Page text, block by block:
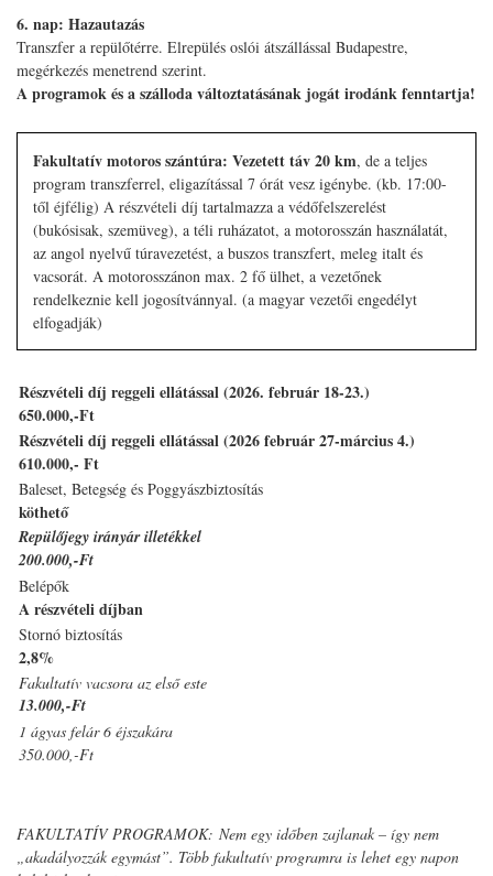
6. nap: Hazautazás
Transzfer a repülőtérre. Elrepülés oslói átszállással Budapestre,
megérkezés menetrend szerint.
A programok és a szálloda változtatásának jogát irodánk fenntartja!
Fakultatív motoros szántúra: Vezetett táv 20 km, de a teljes
program transzferrel, eligazítással 7 órát vesz igénybe. (kb. 17:00-
től éjfélig) A részvételi díj tartalmazza a védőfelszerelést
(bukósisak, szemüveg), a téli ruházatot, a motorosszán használatát,
az angol nyelvű túravezetést, a buszos transzfert, meleg italt és
vacsorát. A motorosszánon max. 2 fő ülhet, a vezetőnek
rendelkeznie kell jogosítvánnyal. (a magyar vezetői engedélyt
elfogadják)
Részvételi díj reggeli ellátással (2026. február 18-23.)
650.000,-Ft
Részvételi díj reggeli ellátással (2026február 27-március 4.)
610.000,- Ft
Baleset, Betegség és Poggyászbiztosítás
köthető
Repülőjegy irányár illetékkel
200.000,-Ft
Belépők
A részvételi díjban
Stornó biztosítás
2,8%
Fakultatív vacsora az első este
13.000,-Ft
1 ágyas felár 6 éjszakára
350.000,-Ft
FAKULTATÍV PROGRAMOK: Nem egy időben zajlanak – így nem
„akadályozzák egymást”. Több fakultatív programra is lehet egy napon